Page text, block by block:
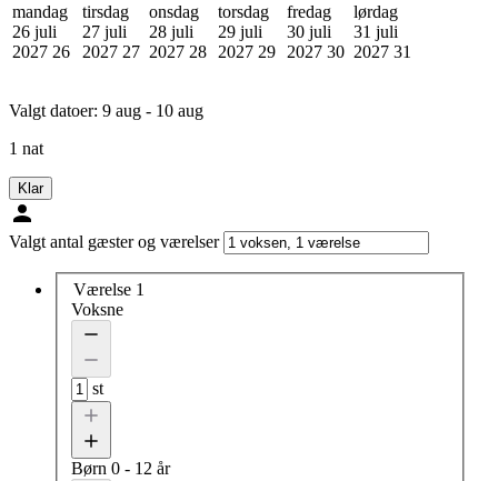
mandag
26 juli
2027 26
tirsdag
27 juli
2027 27
onsdag
28 juli
2027 28
torsdag
29 juli
2027 29
fredag
30 juli
2027 30
lørdag
31 juli
2027 31
Valgt datoer: 9 aug - 10 aug
1 nat
Klar
Valgt antal gæster og værelser
Værelse 1
Voksne
st
Børn 0 - 12 år